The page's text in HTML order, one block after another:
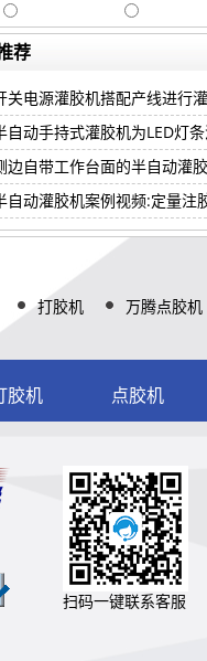
荐
关电源灌胶机搭配产线进行
自动手持式灌胶机为LED灯
边自带工作台面的半自动灌
自动灌胶机案例视频:定量注
打胶机 万腾点胶机
胶机 点胶机
扫码一键联系客服